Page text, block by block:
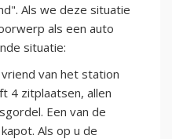
Als we deze situatie
als een auto
situatie:
van het station
4 zitplaatsen, allen
Een van de
Als op u de